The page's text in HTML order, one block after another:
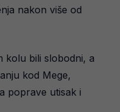
nakon više od
kolu bili slobodni, a
kod Mege,
poprave utisak i